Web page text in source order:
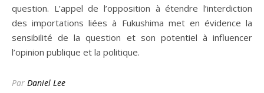
question. L’appel de l’opposition à étendre l’interdiction
des importations liées à Fukushima met en évidence la
sensibilité de la question et son potentiel à influencer
l’opinion publique et la politique.
Par Daniel Lee